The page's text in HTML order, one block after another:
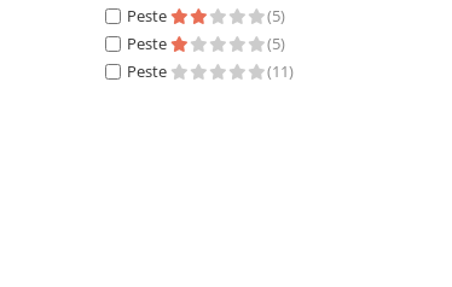
Peste
(5)
Peste
(5)
Peste
(11)